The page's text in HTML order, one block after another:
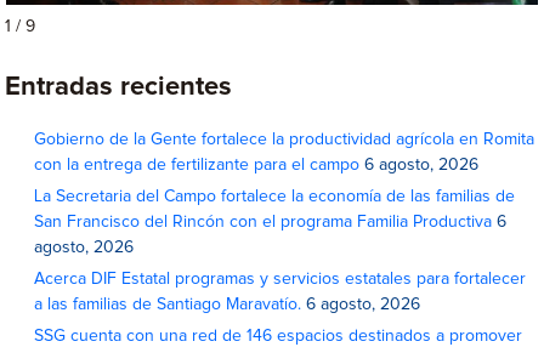
1 / 9
Entradas recientes
Gobierno de la Gente fortalece la productividad agrícola en Romita
con la entrega de fertilizante para el campo 6 agosto, 2026
La Secretaria del Campo fortalece la economía de las familias de
San Francisco del Rincón con el programa Familia Productiva 6
agosto, 2026
Acerca DIF Estatal programas y servicios estatales para fortalecer
a las familias de Santiago Maravatío. 6 agosto, 2026
SSG cuenta con una red de 146 espacios destinados a promover